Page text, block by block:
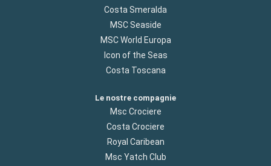
Costa Smeralda
MSC Seaside
MSC World Europa
Icon of the Seas
Costa Toscana
Le nostre compagnie
Msc Crociere
Costa Crociere
Royal Caribean
Msc Yatch Club